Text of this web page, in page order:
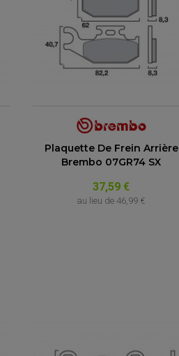
Plaquette De Frein Arrière
Brembo 07GR74 SX
37,59 €
au lieu de 46,99 €